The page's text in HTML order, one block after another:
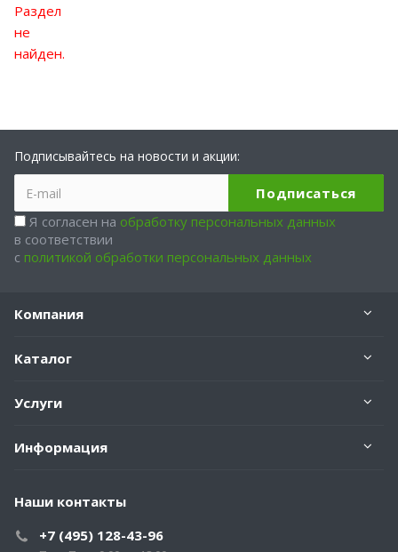
Раздел
не
найден.
Подписывайтесь на новости и акции:
Я согласен на обработку персональных данных
в соответствии
с политикой обработки персональных данных
Компания
Каталог
Услуги
Информация
Наши контакты
+7 (495) 128-43-96